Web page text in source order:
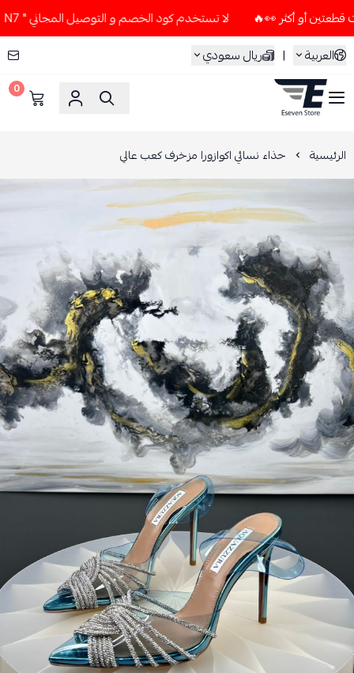
لا تستخدم كود الخصم و التوصيل المجاني " N7 " إلا إذا طلبت قطعتين أو أكثر 👀🔥
العربية
| ريال سعودي
ESEVEN STORE
0
الرئيسية حذاء نسائي اكوازورا مزخرف كعب عالي